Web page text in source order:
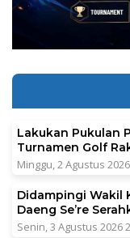
Lakukan Pukulan
Turnamen Golf
Minggu, 2 Agustus
Didampingi Wakil
Daeng Se’re
Senin, 3 Agustus 2026